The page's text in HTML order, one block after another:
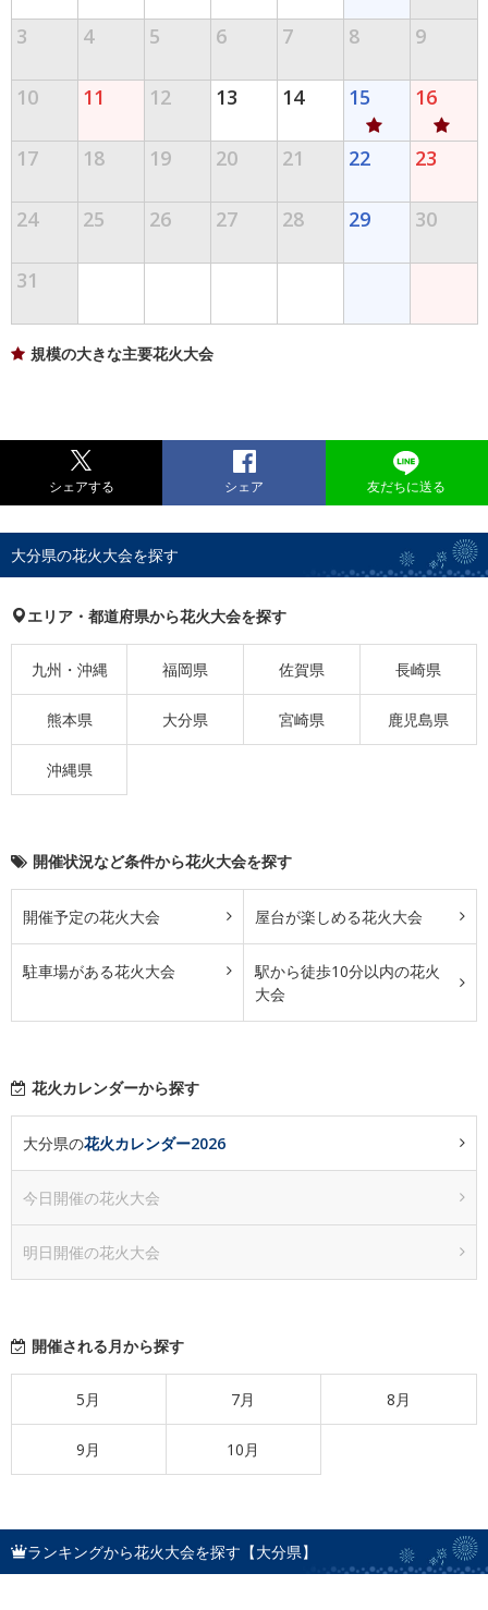
3 4 5 6 7 8 9
10 11 12 13 14 15 16
17 18 19 20 21 22 23
24 25 26 27 28 29 30
31
規模の大きな主要花火大会
シェアする シェア 友だちに送る
大分県の花火大会を探す
エリア・都道府県から花火大会を探す
九州・沖縄 福岡県 佐賀県 長崎県
熊本県 大分県 宮崎県 鹿児島県
沖縄県
開催状況など条件から花火大会を探す
開催予定の花火大会 屋台が楽しめる花火大会
駐車場がある花火大会
駅から徒歩10分以内の花火
大会
花火カレンダーから探す
大分県の花火カレンダー2026
今日開催の花火大会
明日開催の花火大会
開催される月から探す
5月 7月 8月
9月 10月
ランキングから花火大会を探す【大分県】